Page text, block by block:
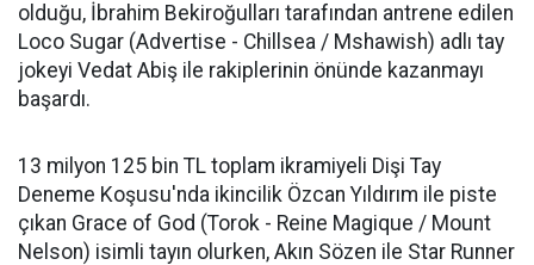
olduğu, İbrahim Bekiroğulları tarafından antrene edilen
Loco Sugar (Advertise - Chillsea / Mshawish) adlı tay
jokeyi Vedat Abiş ile rakiplerinin önünde kazanmayı
başardı.
13 milyon 125 bin TL toplam ikramiyeli Dişi Tay
Deneme Koşusu'nda ikincilik Özcan Yıldırım ile piste
çıkan Grace of God (Torok - Reine Magique / Mount
Nelson) isimli tayın olurken, Akın Sözen ile Star Runner